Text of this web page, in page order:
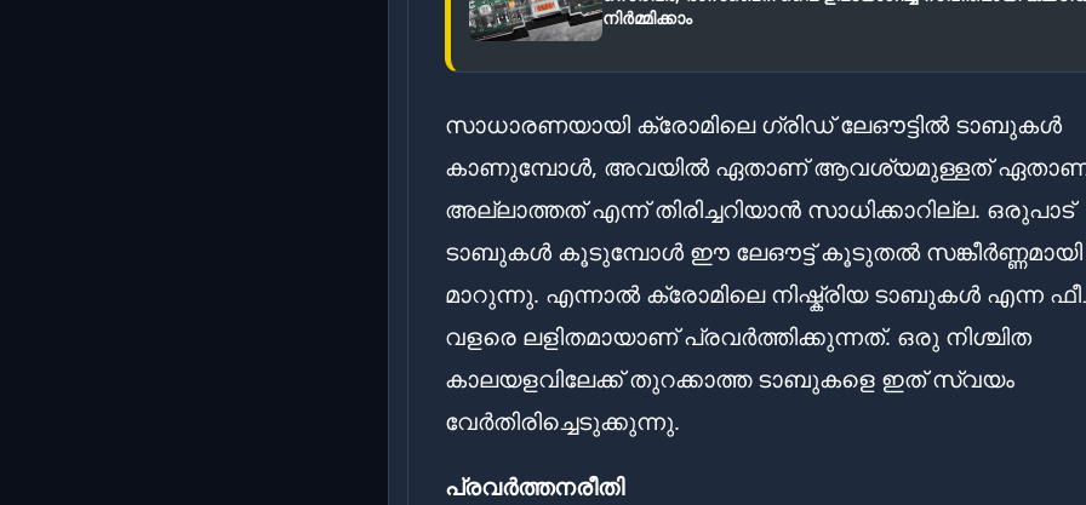
നിർമ്മിക്കാം
സാധാരണയായി ക്രോമിലെ ഗ്രിഡ് ലേഔട്ടിൽ ടാബുകൾ
കാണുമ്പോൾ, അവയിൽ ഏതാണ് ആവശ്യമുള്ളത്
അല്ലാത്തത് എന്ന് തിരിച്ചറിയാൻ സാധിക്കാറില്ല. ഒരുപാട്
ടാബുകൾ കൂടുമ്പോൾ ഈ ലേഔട്ട് കൂടുതൽ സങ്കീർണ്ണമായി
മാറുന്നു. എന്നാൽ ക്രോമിലെ നിഷ്ക്രിയ ടാബുകൾ എന്ന
വളരെ ലളിതമായാണ് പ്രവർത്തിക്കുന്നത്. ഒരു നിശ്ചിത
കാലയളവിലേക്ക് തുറക്കാത്ത ടാബുകളെ ഇത് സ്വയം
വേർതിരിച്ചെടുക്കുന്നു.
പ്രവർത്തനരീതി